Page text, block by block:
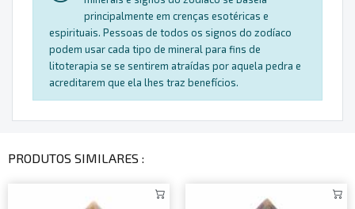
principalmente em crenças esotéricas e
espirituais. Pessoas de todos os signos do zodíaco
podem usar cada tipo de mineral para fins de
litoterapia se se sentirem atraídas por aquela pedra e
acreditarem que ela lhes traz benefícios.
PRODUTOS SIMILARES :